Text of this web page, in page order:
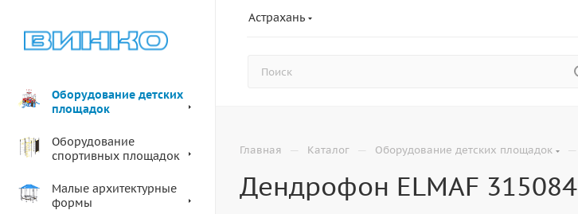
Астрахань
Оборудование детских
площадок
Оборудование
спортивных площадок
Малые архитектурные
формы
Главная — Каталог — Оборудование детских площадок —
Дендрофон ELMAF 315084